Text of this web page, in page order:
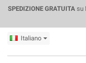
SPEDIZIONE GRATUITA su
Italiano